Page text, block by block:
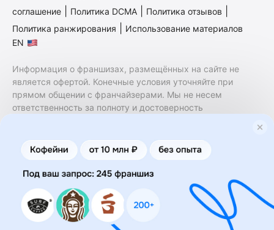
соглашение
Политика DCMA Политика отзывов
Политика ранжирования
Использование материалов
EN
Информация о франшизах, размещённых на сайте не
является офертой. Конечные условия уточняйте при
прямом общении с франчайзерами. Мы не несем
ответственность за полноту и достоверность
финансовые услуги. Заключение договоров
коммерческой концессии (франчайзинга) осуществляется
правообладателями/их представителями. Бизнесменс.ру
не является посредником или представителем
правообладателя и не несет ответственность за условия
предоставления франшизы и действия лиц,
осуществленные на основании информации, имеющейся